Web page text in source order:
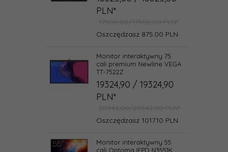
PLN*
17500,00/17500,00 PLN*
Oszczędzasz 875.00 PLN
Monitor interaktywny 75
cali premium Newline VEGA
TT-7522Z
19324,90 / 19324,90
PLN*
20342,00/20342,00 PLN*
Oszczędzasz 1017.10 PLN
Monitor interaktywny 55
cali Optoma IFPD N3551K